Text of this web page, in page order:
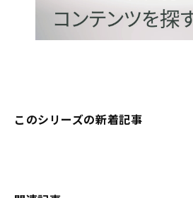
このシリーズの新着記事